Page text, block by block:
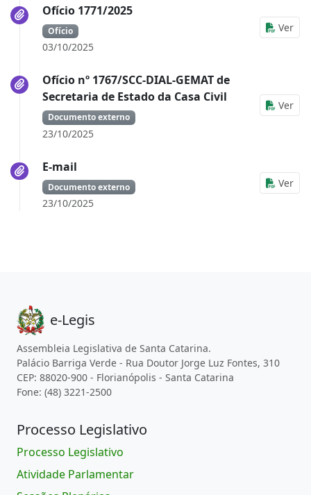
Ofício 1771/2025
Ofício
03/10/2025
Ver
Ofício nº 1767/SCC-DIAL-GEMAT de
Secretaria de Estado da Casa Civil
Documento externo
23/10/2025
Ver
E-mail
Documento externo
23/10/2025
Ver
e-Legis
Assembleia Legislativa de Santa Catarina.
Palácio Barriga Verde - Rua Doutor Jorge Luz Fontes, 310
CEP: 88020-900 - Florianópolis - Santa Catarina
Fone: (48) 3221-2500
Processo Legislativo
Processo Legislativo
Atividade Parlamentar